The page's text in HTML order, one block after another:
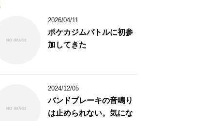
2026/04/11
ポケカジムバトルに初参
加してきた
2024/12/05
バンドブレーキの音鳴り
は止められない。気にな